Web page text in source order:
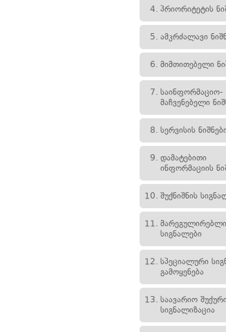
4. პრიორიტეტის
5. ამკრძალავი
6. მიმთითებელი
7. საინფორმაციო-
მაჩვენებელი
8. სერვისის
9. დამატებითი
ინფორმაციის
10. შუქნიშნის
11.
სიგნალები
12. სპეციალური
გამოყენება
13. საავარიო
სიგნალიზაცია